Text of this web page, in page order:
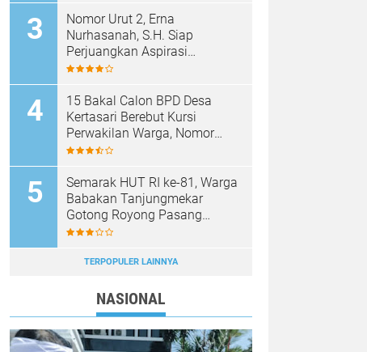
Nomor Urut 2, Erna
Nurhasanah, S.H. Siap
Perjuangkan Aspirasi
Perempuan di BPD Desa
15 Bakal Calon BPD Desa
Kertasari Berebut Kursi
Perwakilan Warga, Nomor
Urut Resmi Diundi
Semarak HUT RI ke-81, Warga
Babakan Tanjungmekar
Gotong Royong Pasang
Umbul-Umbul Merah Putih
TERPOPULER LAINNYA
NASIONAL